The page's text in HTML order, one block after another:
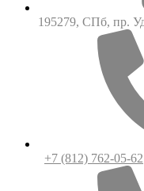
195279, СПб, пр.
+7 (812) 762-05-62